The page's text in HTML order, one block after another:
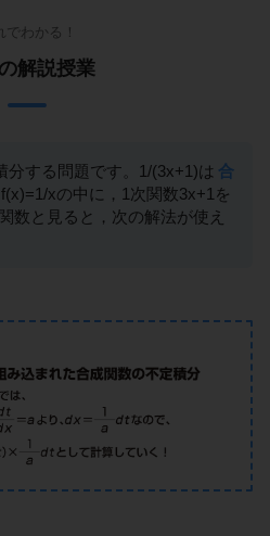
でわかる！
解説授業
分する問題です。1/(3x+1)は 合
xの中に，1次関数3x+1を
数と見ると，次の解法が使え